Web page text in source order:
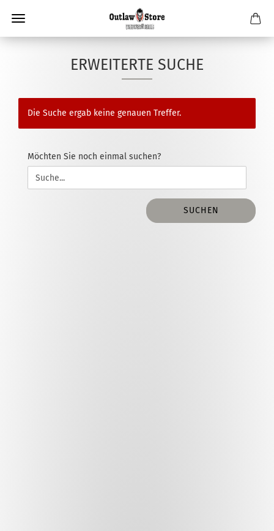
ERWEITERTE SUCHE
Die Suche ergab keine genauen Treffer.
MÖCHTEN
SIE
NOCH
EINMAL
Möchten Sie noch einmal suchen?
SUCHEN